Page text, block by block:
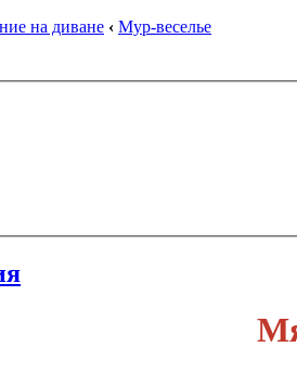
на диване ‹ Мур-веселье